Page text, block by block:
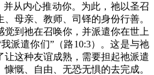
并从内心推动你。为此，祂以圣召
母亲、教师、司铎的身份行善。
到祂在召唤你，并派遣你在世上
派遣你们”（路10:3）。这是与祂
让这种友谊成熟，需要担起祂派遣
慨、自由、无恐无惧的去完成。